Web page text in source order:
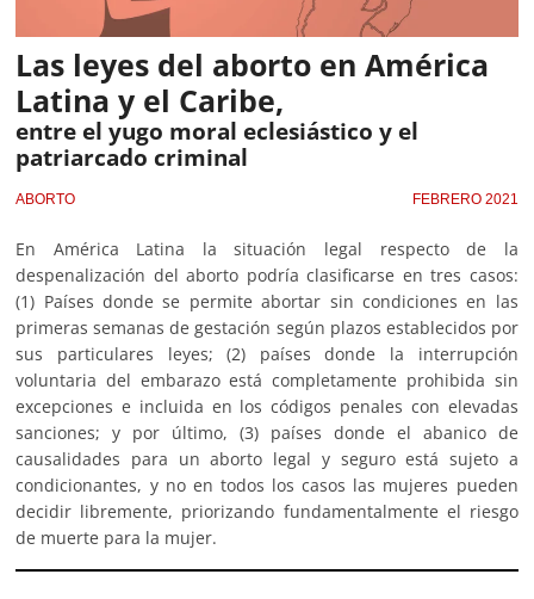
Las leyes del aborto en América
Latina y el Caribe,
entre el yugo moral eclesiástico y el
patriarcado criminal
ABORTO FEBRERO 2021
En América Latina la situación legal respecto de la
despenalización del aborto podría clasificarse en tres casos:
(1) Países donde se permite abortar sin condiciones en las
primeras semanas de gestación según plazos establecidos por
sus particulares leyes; (2) países donde la interrupción
voluntaria del embarazo está completamente prohibida sin
excepciones e incluida en los códigos penales con elevadas
sanciones; y por último, (3) países donde el abanico de
causalidades para un aborto legal y seguro está sujeto a
condicionantes, y no en todos los casos las mujeres pueden
decidir libremente, priorizando fundamentalmente el riesgo
de muerte para la mujer.